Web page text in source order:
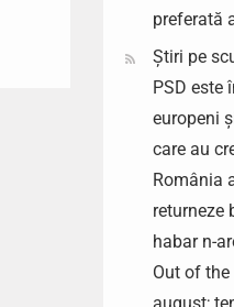
preferată
Știri pe
PSD este
europeni
care au
România
returneze
habar n-
Out of